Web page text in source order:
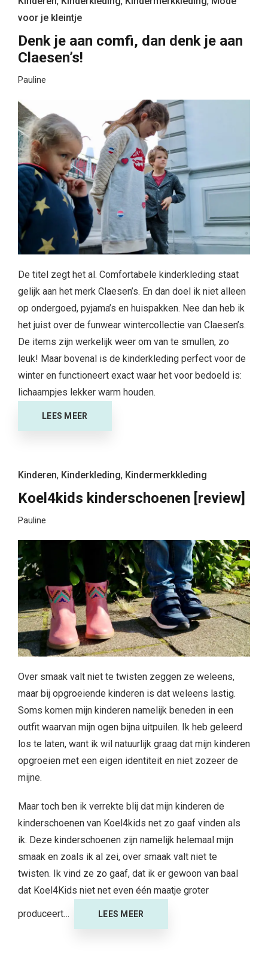
voor je kleintje
Denk je aan comfi, dan denk je aan
Claesen’s!
Pauline
De titel zegt het al. Comfortabele kinderkleding staat
gelijk aan het merk Claesen’s. En dan doel ik niet alleen
op ondergoed, pyjama’s en huispakken. Nee dan heb ik
het juist over de funwear wintercollectie van Claesen’s.
De items zijn werkelijk weer om van te smullen, zo
leuk! Maar bovenal is de kinderkleding perfect voor de
winter en functioneert exact waar het voor bedoeld is:
lichaampjes lekker warm houden.
LEES MEER
Kinderen, Kinderkleding, Kindermerkkleding
Koel4kids kinderschoenen [review]
Pauline
Over smaak valt niet te twisten zeggen ze weleens,
maar bij opgroeiende kinderen is dat weleens lastig.
Soms komen mijn kinderen namelijk beneden in een
outfit waarvan mijn ogen bijna uitpuilen. Ik heb geleerd
los te laten, want ik wil natuurlijk graag dat mijn kinderen
opgroeien met een eigen identiteit en niet zozeer de
mijne.
Maar toch ben ik verrekte blij dat mijn kinderen de
kinderschoenen van Koel4kids net zo gaaf vinden als
ik. Deze kinderschoenen zijn namelijk helemaal mijn
smaak en zoals ik al zei, over smaak valt niet te
twisten. Ik vind ze zo gaaf, dat ik er gewoon van baal
dat Koel4Kids niet net even één maatje groter
produceert… LEES MEER